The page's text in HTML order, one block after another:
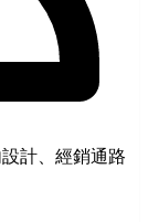
計、經銷通路